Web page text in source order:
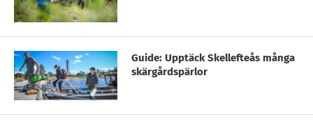
Guide: Upptäck Skellefteås många
skärgårdspärlor